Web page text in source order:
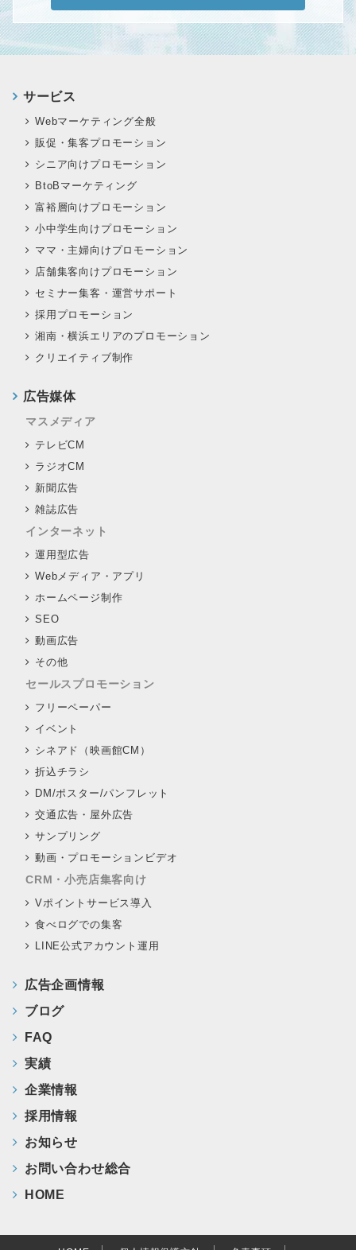
サービス
Webマーケティング全般
販促・集客プロモーション
シニア向けプロモーション
BtoBマーケティング
富裕層向けプロモーション
小中学生向けプロモーション
ママ・主婦向けプロモーション
店舗集客向けプロモーション
セミナー集客・運営サポート
採用プロモーション
湘南・横浜エリアのプロモーション
クリエイティブ制作
広告媒体
マスメディア
テレビCM
ラジオCM
新聞広告
雑誌広告
インターネット
運用型広告
Webメディア・アプリ
ホームページ制作
SEO
動画広告
その他
セールスプロモーション
フリーペーパー
イベント
シネアド（映画館CM）
折込チラシ
DM/ポスター/パンフレット
交通広告・屋外広告
サンプリング
動画・プロモーションビデオ
CRM・小売店集客向け
Vポイントサービス導入
食べログでの集客
LINE公式アカウント運用
広告企画情報
ブログ
FAQ
実績
企業情報
採用情報
お知らせ
お問い合わせ総合
HOME